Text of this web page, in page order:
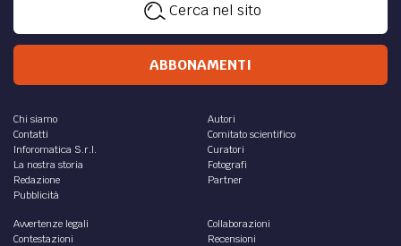
Cerca nel sito
ABBONAMENTI
Chi siamo
Contatti
Inforomatica S.r.l.
La nostra storia
Redazione
Pubblicità
Autori
Comitato scientifico
Curatori
Fotografi
Partner
Avvertenze legali
Contestazioni
Collaborazioni
Recensioni